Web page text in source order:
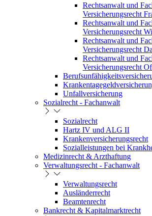
Rechtsanwalt und
Versicherungsrecht
Rechtsanwalt und
Versicherungsrecht
Rechtsanwalt und
Versicherungsrecht
Rechtsanwalt und
Versicherungsrecht
Unfallversicherung
Sozialrecht - Fachanwalt
Sozialrecht
Hartz IV und ALG II
Krankenversicherungsrecht
Sozialleistungen bei
Medizinrecht & Arzthaftung
Verwaltungsrecht - Fachanwalt
Verwaltungsrecht
Ausländerrecht
Beamtenrecht
Bankrecht & Kapitalmarktrecht